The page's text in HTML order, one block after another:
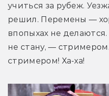
учиться за рубеж.
решил. Перемены —
впопыхах не
не стану, —
стримером! Ха-ха!